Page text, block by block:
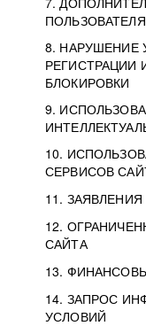
ПОЛЬЗОВАТЕЛЯ
8. НАРУШЕНИЕ
РЕГИСТРАЦИИ
БЛОКИРОВКИ
9.
10.
СЕРВИСОВ
11.
12.
САЙТА
13.
14. ЗАПРОС
УСЛОВИЙ